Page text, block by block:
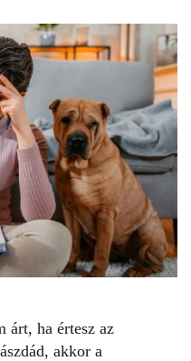
árt, ha értesz az
akkor a